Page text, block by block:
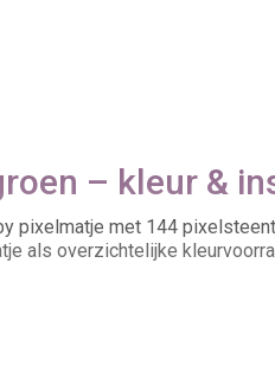
– kleur &
pixelmatje met 144
als overzichtelijke